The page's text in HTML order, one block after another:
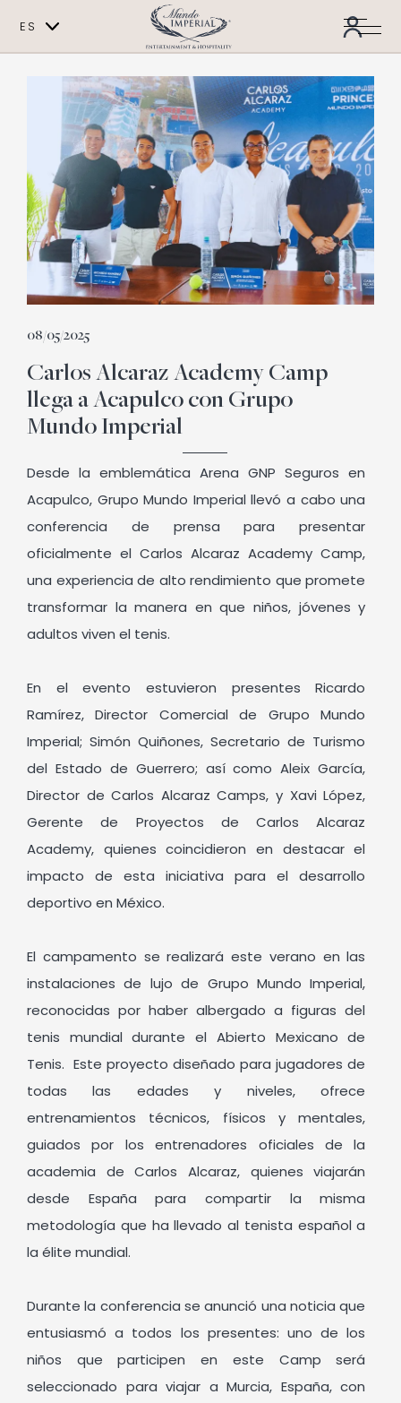
ES
EN
08/05/2025
Carlos Alcaraz Academy Camp
llega a Acapulco con Grupo
Mundo Imperial
Desde la emblemática Arena GNP Seguros en
Acapulco, Grupo Mundo Imperial llevó a cabo una
conferencia de prensa para presentar
oficialmente el Carlos Alcaraz Academy Camp,
una experiencia de alto rendimiento que promete
transformar la manera en que niños, jóvenes y
adultos viven el tenis.
En el evento estuvieron presentes Ricardo
Ramírez, Director Comercial de Grupo Mundo
Imperial; Simón Quiñones, Secretario de Turismo
del Estado de Guerrero; así como Aleix García,
Director de Carlos Alcaraz Camps, y Xavi López,
Gerente de Proyectos de Carlos Alcaraz
Academy, quienes coincidieron en destacar el
impacto de esta iniciativa para el desarrollo
deportivo en México.
El campamento se realizará este verano en las
instalaciones de lujo de Grupo Mundo Imperial,
reconocidas por haber albergado a figuras del
tenis mundial durante el Abierto Mexicano de
Tenis. Este proyecto diseñado para jugadores de
todas las edades y niveles, ofrece
entrenamientos técnicos, físicos y mentales,
guiados por los entrenadores oficiales de la
academia de Carlos Alcaraz, quienes viajarán
desde España para compartir la misma
metodología que ha llevado al tenista español a
la élite mundial.
Durante la conferencia se anunció una noticia que
entusiasmó a todos los presentes: uno de los
niños que participen en este Camp será
seleccionado para viajar a Murcia, España, con